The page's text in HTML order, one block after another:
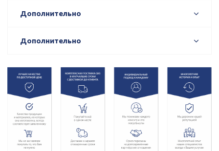
Дополнительно
Дополнительно